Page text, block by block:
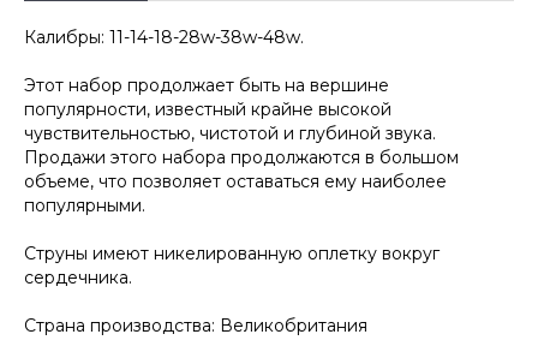
Калибры: 11-14-18-28w-38w-48w.
Этот набор продолжает быть на вершине
популярности, известный крайне высокой
чувствительностью, чистотой и глубиной звука.
Продажи этого набора продолжаются в большом
объеме, что позволяет оставаться ему наиболее
популярными.
Струны имеют никелированную оплетку вокруг
сердечника.
Страна производства: Великобритания